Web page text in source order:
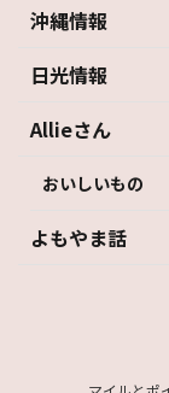
沖縄情報
日光情報
Allieさん
おいしいもの
よもやま話